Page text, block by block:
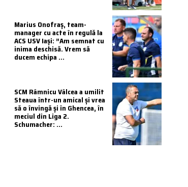
Marius Onofraș, team-
manager cu acte în regulă la
ACS USV Iași: ”Am semnat cu
inima deschisă. Vrem să
ducem echipa ...
SCM Râmnicu Vâlcea a umilit
Steaua într-un amical și vrea
să o învingă și în Ghencea, în
meciul din Liga 2.
Schumacher: ...